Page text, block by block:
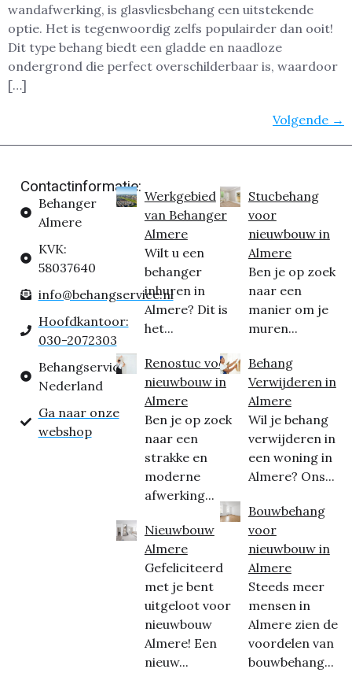
wandafwerking, is glasvliesbehang een uitstekende
optie. Het is tegenwoordig zelfs populairder dan ooit!
Dit type behang biedt een gladde en naadloze
ondergrond die perfect overschilderbaar is, waardoor
[…]
Volgende →
Contactinformatie:
Behanger
Almere
KVK:
58037640
info@behangservice.nl
Hoofdkantoor:
030-2072303
Behangservice
Nederland
Ga naar onze
webshop
Werkgebied
van Behanger
Almere
Wilt u een
behanger
inhuren in
Almere? Dit is
het...
Renostuc voor
nieuwbouw in
Almere
Ben je op zoek
naar een
strakke en
moderne
afwerking...
Nieuwbouw
Almere
Gefeliciteerd
met je bent
uitgeloot voor
nieuwbouw
Almere! Een
nieuw...
Stucbehang
voor
nieuwbouw in
Almere
Ben je op zoek
naar een
manier om je
muren...
Behang
Verwijderen in
Almere
Wil je behang
verwijderen in
een woning in
Almere? Ons...
Bouwbehang
voor
nieuwbouw in
Almere
Steeds meer
mensen in
Almere zien de
voordelen van
bouwbehang...